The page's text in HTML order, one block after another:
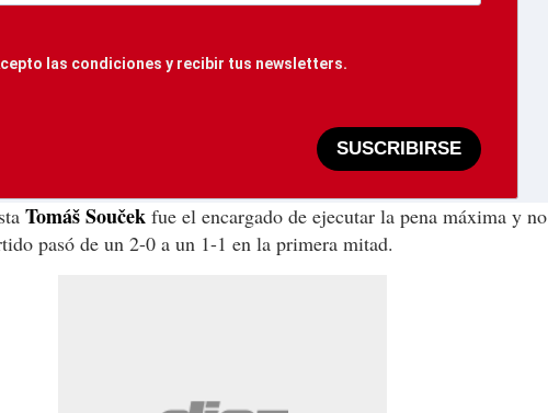
las condiciones y recibir tus newsletters.
SUSCRIBIRSE
Tomáš Souček fue el encargado de ejecutar la pena máxima y no
pasó de un 2-0 a un 1-1 en la primera mitad.